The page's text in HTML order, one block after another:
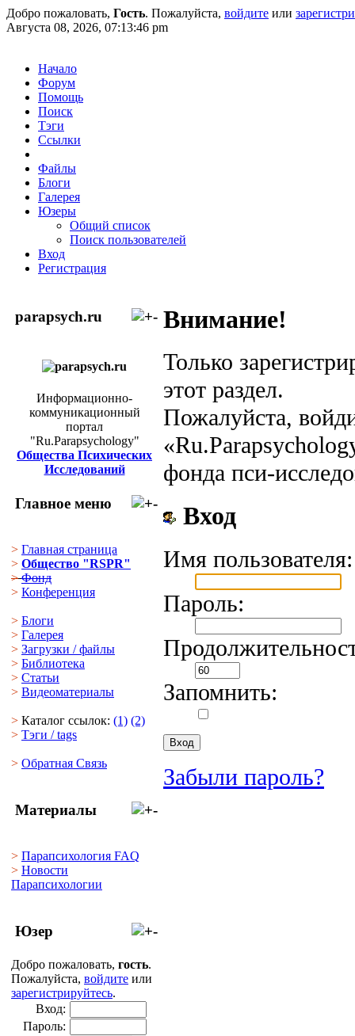
Добро пожаловать, Гость. Пожалуйста, войдите или
Августа 08, 2026, 07:13:46 pm
Начало
Форум
Помощь
Поиск
Тэги
Ссылки
Файлы
Блоги
Галерея
Юзеры
Общий список
Поиск пользователей
Вход
Регистрация
parapsych.ru
Информационно-
коммуникационный
портал
"Ru.Parapsychology"
Общества Психических
Исследований
Главное меню
> Главная страница
> Общество "RSPR"
> Фонд
> Конференция
> Блоги
> Галерея
> Загрузки /файлы
> Библиотека
> Статьи
> Видеоматериалы
> Каталог ссылок: (1) (2)
> Тэги / tags
> Обратная Cвязь
Материалы
> Парапсихология FAQ
> Новости
Парапсихологии
Юзер
Добро пожаловать, гость.
Пожалуйста, войдите или
зарегистрируйтесь.
Вход:
Пароль:
Внимание!
Только
этот раздел.
Пожалуйста,
фонда пси-
Вход
Имя пользователя:
Пароль:
Запомнить:
Забыли пароль?